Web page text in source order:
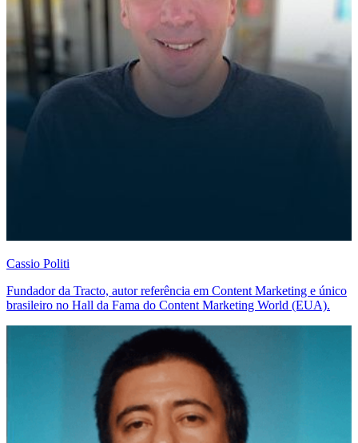
Cassio Politi
Fundador da Tracto, autor referência em Content Marketing e único
brasileiro no Hall da Fama do Content Marketing World (EUA).